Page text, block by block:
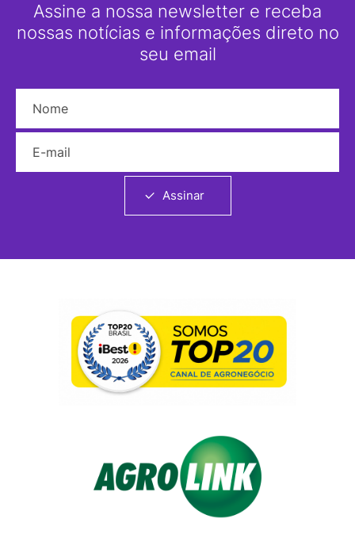
Assine a nossa newsletter e receba
nossas notícias e informações direto no
seu email
Assinar